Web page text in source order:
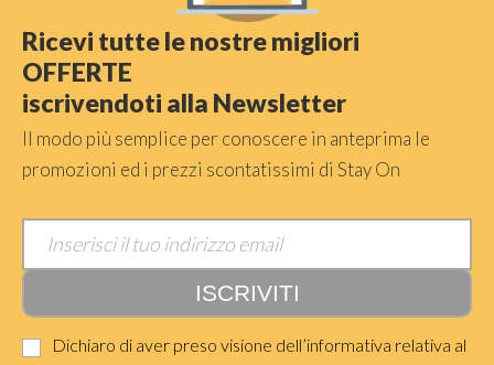
Ricevi tutte le nostre migliori
OFFERTE
iscrivendoti alla Newsletter
Il modo più semplice per conoscere in anteprima le
promozioni ed i prezzi scontatissimi di Stay On
Dichiaro di aver preso visione dell’informativa relativa al